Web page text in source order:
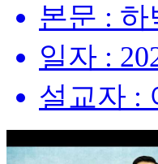
본문 : 하
일자 :
설교자 :